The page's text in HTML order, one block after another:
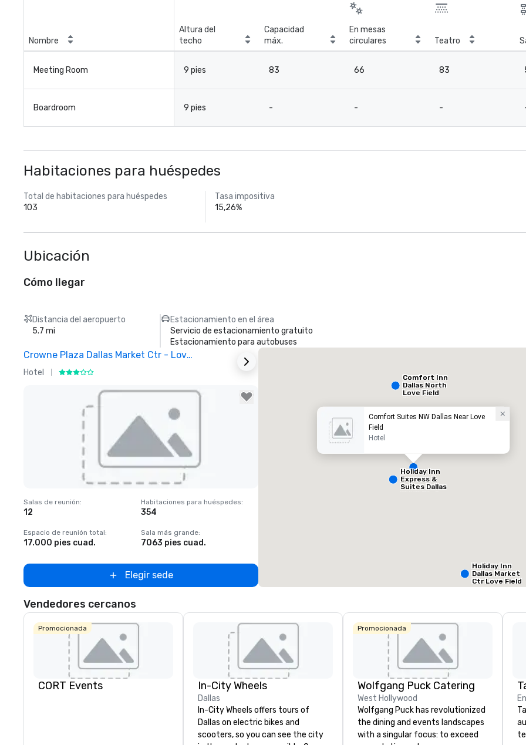
Nombre
Altura del
techo
Capacidad
máx.
En mesas
circulares
Teatro
Meeting Room 9 pies 83 66 83
Boardroom 9 pies - - -
Habitaciones para huéspedes
Total de habitaciones para huéspedes
103
Tasa impositiva
15,26%
Ubicación
Cómo llegar
Distancia del aeropuerto
5.7 mi
Estacionamiento en el área
Servicio de estacionamiento gratuito
Estacionamiento para autobuses
Crowne Plaza Dallas Market Ctr - Love Field
Hotel
Removed from favorites
Salas de reunión:
12
Habitaciones para huéspedes:
354
Espacio de reunión total:
17.000 pies cuad.
Sala más grande:
7063 pies cuad.
Elegir sede
Comfort Suites NW Dallas Near Love
Field
Hotel
Holiday Inn
Dallas Market
Ctr Love Field
Budget
Comfort Inn
Dallas North
Love Field
Airport
Holiday Inn
Express &
Suites Dallas
NW HWY - Love
Vendedores cercanos
Promocionada
CORT Events In-City Wheels
Dallas
In-City Wheels offers tours of
Dallas on electric bikes and
scooters, so you can see the city
Promocionada
Wolfgang Puck Catering
West Hollywood
Wolfgang Puck has revolutionized
the dining and events landscapes
with a singular focus: to exceed